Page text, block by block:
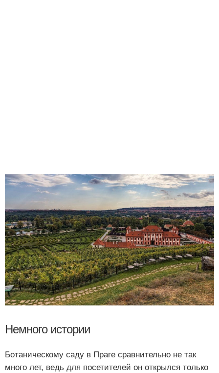
Немного истории
Ботаническому саду в Праге сравнительно не так
много лет, ведь для посетителей он открылся только